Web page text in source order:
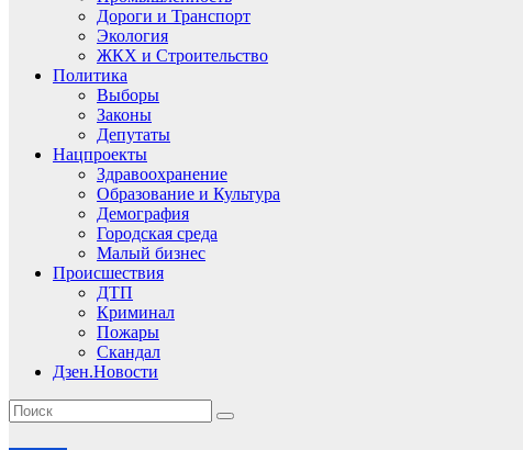
Дороги и Транспорт
Экология
ЖКХ и Строительство
Политика
Выборы
Законы
Депутаты
Нацпроекты
Здравоохранение
Образование и Культура
Демография
Городская среда
Малый бизнес
Происшествия
ДТП
Криминал
Пожары
Скандал
Дзен.Новости